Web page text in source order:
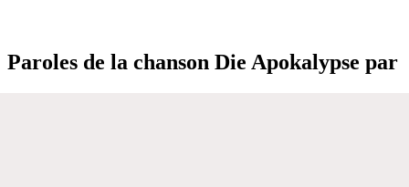
Paroles de la chanson Die Apokalypse par